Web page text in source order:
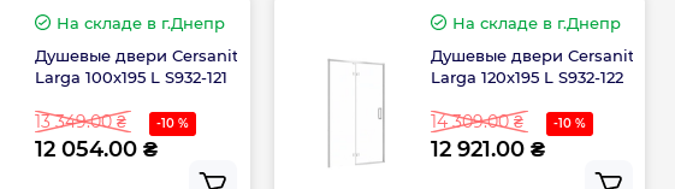
На складе в г.Днепр
Душевые двери Cersanit
Larga 100х195 L S932-121
13 349.00 ₴ -10 %
12 054.00 ₴
На складев г.Днепр
Душевые двери Cersanit
Larga 120х195 L S932-122
14 309.00 ₴ -10 %
12 921.00 ₴